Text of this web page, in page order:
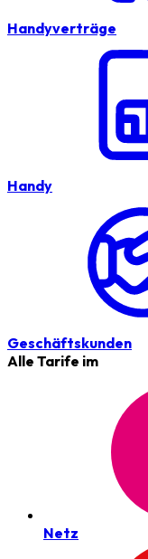
Handyverträge
Handy
Geschäftskunden
Alle Tarife im
Netz